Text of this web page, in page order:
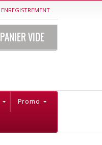
ENREGISTREMENT
PANIER VIDE
Promo